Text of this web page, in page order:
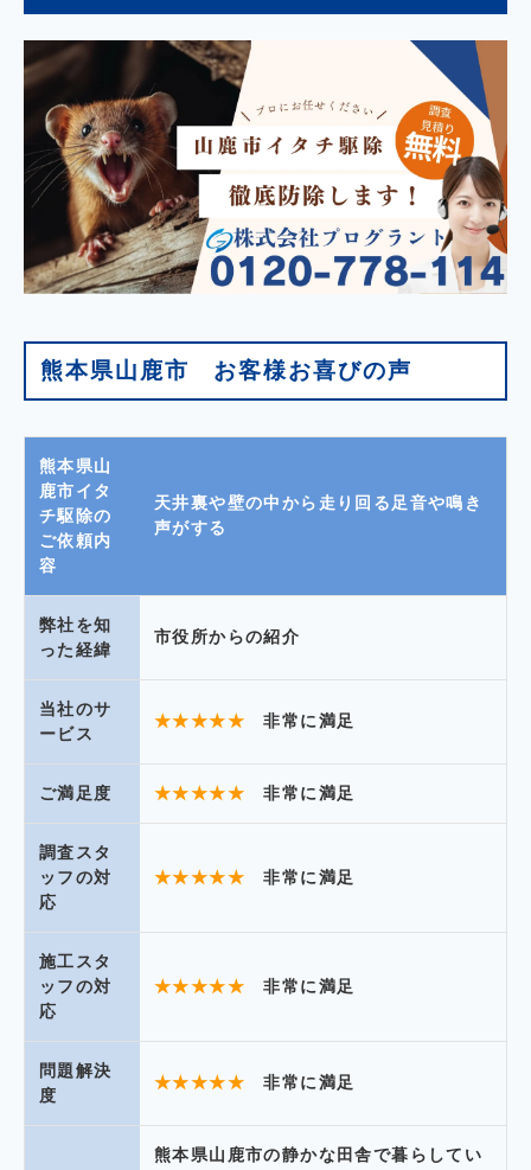
熊本県山鹿市 お客様お喜びの声
熊本県山
鹿市イタ
チ駆除の
ご依頼内
容
天井裏や壁の中から走り回る足音や鳴き
声がする
弊社を知
った経緯
市役所からの紹介
当社のサ
ービス
★★★★★ 非常に満足
ご満足度 ★★★★★ 非常に満足
調査スタ
ッフの対
応
★★★★★ 非常に満足
施工スタ
ッフの対
応
★★★★★ 非常に満足
問題解決
度
★★★★★ 非常に満足
熊本県山鹿市の静かな田舎で暮らしてい